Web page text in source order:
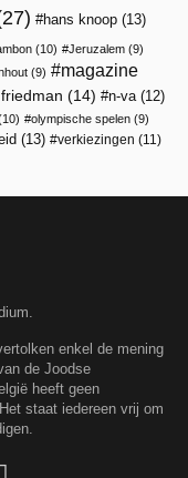
hans knoop (13)
(10) Jeruzalem (9)
(9)
magazine
(14) n-va (12)
olympische spelen (9)
(13) verkiezingen (11)
enkel de mening
de Joodse
heeft geen
staat iedereen vrij om